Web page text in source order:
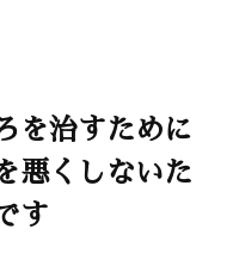
を治すために
悪くしないた
す